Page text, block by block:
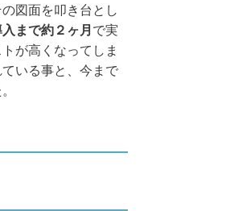
図面を叩き台とし
まで約２ヶ月 で実
が高くなってしま
いる事と、今まで